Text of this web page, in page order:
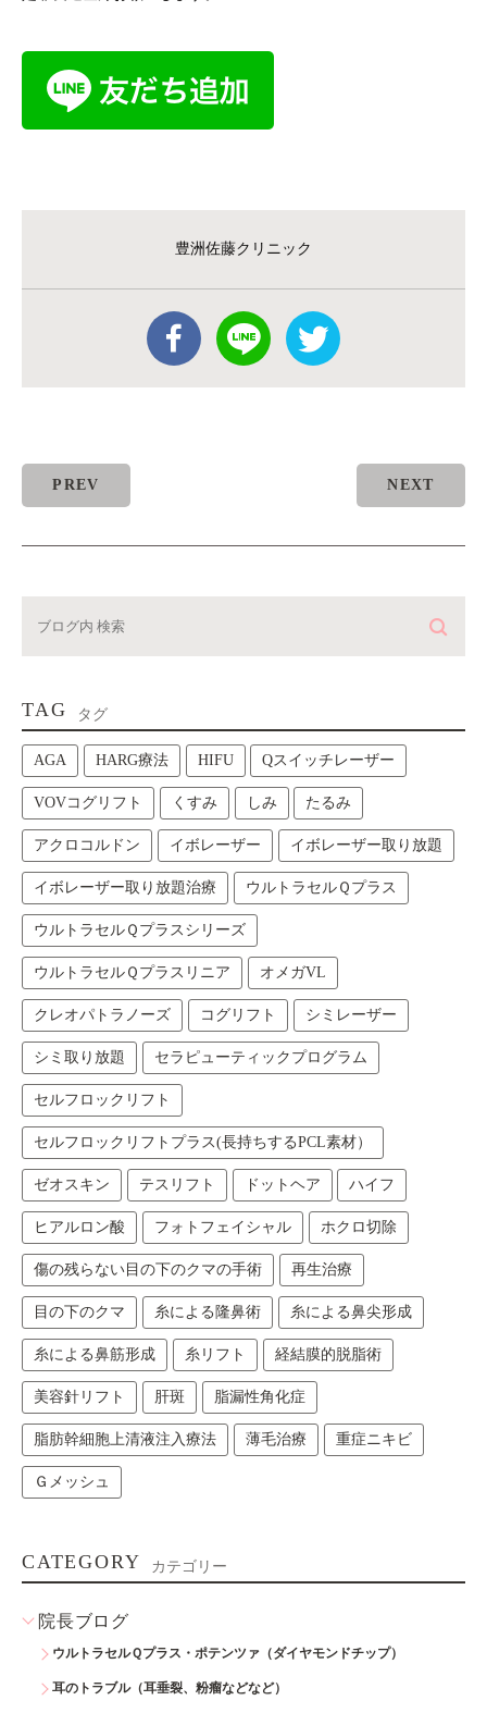
豊洲佐藤クリニック
PREV NEXT
TAG タグ
AGA HARG療法 HIFU Qスイッチレーザー
VOVコグリフト くすみ しみ たるみ
アクロコルドン イボレーザー イボレーザー取り放題
イボレーザー取り放題治療 ウルトラセルＱプラス
ウルトラセルＱプラスシリーズ
ウルトラセルＱプラスリニア オメガVL
クレオパトラノーズ コグリフト シミレーザー
シミ取り放題 セラピューティックプログラム
セルフロックリフト
セルフロックリフトプラス(長持ちするPCL素材）
ゼオスキン テスリフト ドットヘア ハイフ
ヒアルロン酸 フォトフェイシャル ホクロ切除
傷の残らない目の下のクマの手術 再生治療
目の下のクマ 糸による隆鼻術 糸による鼻尖形成
糸による鼻筋形成 糸リフト 経結膜的脱脂術
美容針リフト 肝斑 脂漏性角化症
脂肪幹細胞上清液注入療法 薄毛治療 重症ニキビ
Ｇメッシュ
CATEGORY カテゴリー
院長ブログ
ウルトラセルＱプラス・ポテンツァ（ダイヤモンドチップ）
耳のトラブル（耳垂裂、粉瘤などなど）